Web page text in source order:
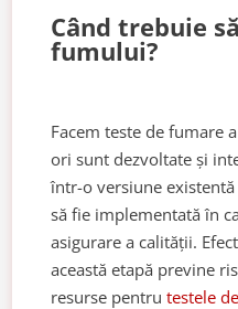
Când trebuie
fumului?
Facem teste de fumare
ori sunt dezvoltate și
într-o versiune
să fie implementată în
asigurare a calității.
această etapă previne
resurse pentrutestele